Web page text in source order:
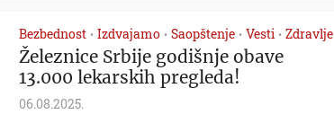
Bezbednost • Izdvajamo • Saopštenje • Vesti • Zdravlje
Železnice Srbije godišnje obave
13.000 lekarskih pregleda!
06.08.2025.